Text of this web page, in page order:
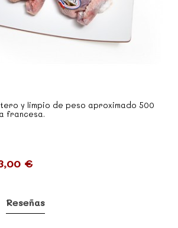
y limpio de peso aproximado 500
francesa.
€
Reseñas